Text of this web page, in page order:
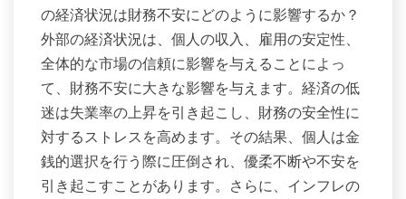
の経済状況は財務不安にどのように影響するか？
外部の経済状況は、個人の収入、雇用の安定性、
全体的な市場の信頼に影響を与えることによっ
て、財務不安に大きな影響を与えます。経済の低
迷は失業率の上昇を引き起こし、財務の安全性に
対するストレスを高めます。その結果、個人は金
銭的選択を行う際に圧倒され、優柔不断や不安を
引き起こすことがあります。さらに、インフレの